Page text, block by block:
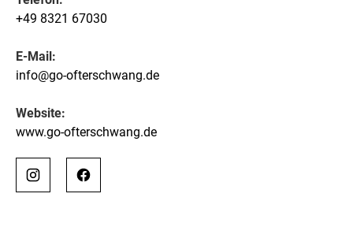
+49 8321 67030
E-Mail:
info@go-ofterschwang.de
Website:
www.go-ofterschwang.de